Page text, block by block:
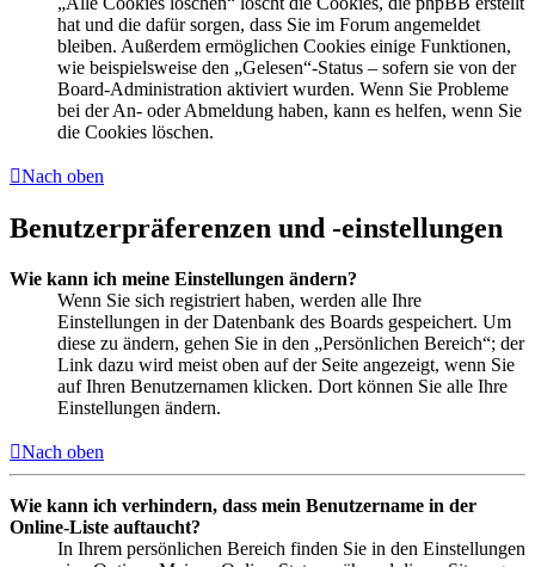
hat und die dafür sorgen, dass Sie im Forum angemeldet
bleiben. Außerdem ermöglichen Cookies einige Funktionen,
wie beispielsweise den „Gelesen“-Status – sofern sie von der
Board-Administration aktiviert wurden. Wenn Sie Probleme
bei der An- oder Abmeldung haben, kann es helfen, wenn Sie
die Cookies löschen.
Nach oben
Benutzerpräferenzen und -einstellungen
Wie kann ich meine Einstellungen ändern?
Wenn Sie sich registriert haben, werden alle Ihre
Einstellungen in der Datenbank des Boards gespeichert. Um
diese zu ändern, gehen Sie in den „Persönlichen Bereich“; der
Link dazu wird meist oben auf der Seite angezeigt, wenn Sie
auf Ihren Benutzernamen klicken. Dort können Sie alle Ihre
Einstellungen ändern.
Nach oben
Wie kann ich verhindern, dass mein Benutzername in der
Online-Liste auftaucht?
In Ihrem persönlichen Bereich finden Sie in den Einstellungen